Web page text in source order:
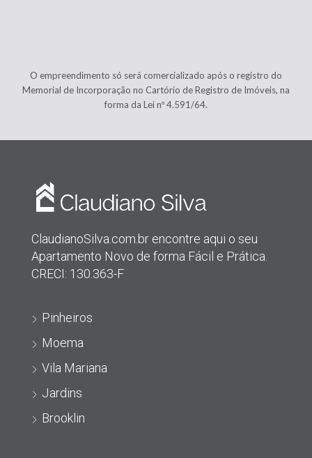
O empreendimento só será comercializado após o registro do
Memorial de Incorporação no Cartório de Registro de Imóveis, na
forma da Lei nº 4.591/64.
ClaudianoSilva.com.br encontre aqui o seu
Apartamento Novo de forma Fácil e Prática.
CRECI: 130.363-F
Pinheiros
Moema
Vila Mariana
Jardins
Brooklin